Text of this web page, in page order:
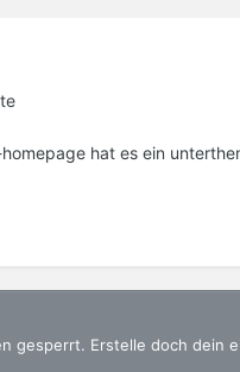
hat es ein
Erstelle doch dein